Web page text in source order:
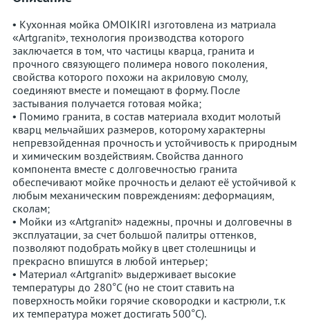
• Кухонная мойка OMOIKIRI изготовлена из матриала
«Artgranit», технология производства которого
заключается в том, что частицы кварца, гранита и
прочного связующего полимера нового поколения,
свойства которого похожи на акриловую смолу,
соединяют вместе и помещают в форму. После
застывания получается готовая мойка;
• Помимо гранита, в состав материала входит молотый
кварц мельчайших размеров, которому характерны
непревзойденная прочность и устойчивость к природным
и химическим воздействиям. Свойства данного
компонента вместе с долговечностью гранита
обеспечивают мойке прочность и делают её устойчивой к
любым механическим повреждениям: деформациям,
сколам;
• Мойки из «Artgranit» надежны, прочны и долговечны в
эксплуатации, за счет большой палитры оттенков,
позволяют подобрать мойку в цвет столешницы и
прекрасно впишутся в любой интерьер;
• Материал «Artgranit» выдерживает высокие
температуры до 280°С (но не стоит ставить на
поверхность мойки горячие сковородки и кастрюли, т.к
их температура может достигать 500°С).